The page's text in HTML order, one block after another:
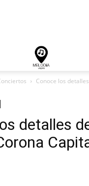
Conoce los
detalles